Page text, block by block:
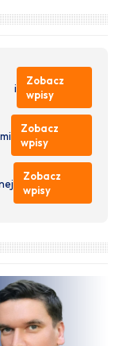
i
Zobacz
wpisy
Zobacz
wpisy
Zobacz
wpisy